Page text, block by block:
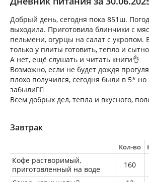
Добрый день, сегодня пока 851ш.
выходила. Приготовила блинчики с
пельмени, огурцы на салат с укропом.
только у плиты готовить, тепло и
А нет, ещё слушать и читать книги👌
Возможно, если не будет дождя
плохо получился, сегодня были в 5*
забыли🤷‍♀️
Всем добрых дел, тепла и вкусного,
Завтрак
Кол-во
Кофе растворимый,
приготовленный на воде
160